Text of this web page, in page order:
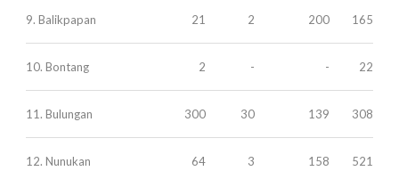
9. Balikpapan 21 2 200 165
10. Bontang 2 - - 22
11. Bulungan 300 30 139 308
12. Nunukan 64 3 158 521